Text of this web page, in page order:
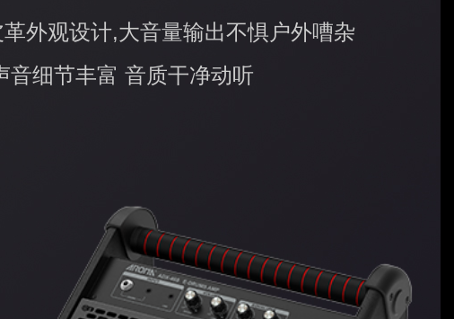
外观设计,大音量输出不惧户外嘈杂
音细节丰富 音质干净动听